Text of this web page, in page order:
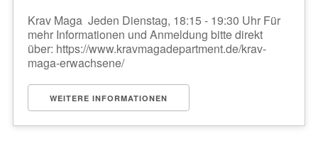
Krav Maga Jeden Dienstag, 18:15 - 19:30 Uhr Für
mehr Informationen und Anmeldung bitte direkt
über: https://www.kravmagadepartment.de/krav-
maga-erwachsene/
WEITERE INFORMATIONEN